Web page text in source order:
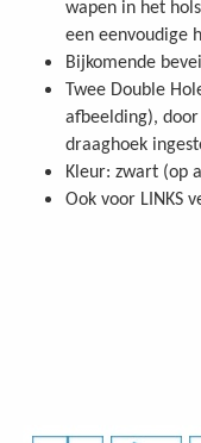
wapen in het
een eenvoudige
Bijkomende
Twee Double
afbeelding),
draaghoek
Kleur: zwart (op
Ook voor LINKS